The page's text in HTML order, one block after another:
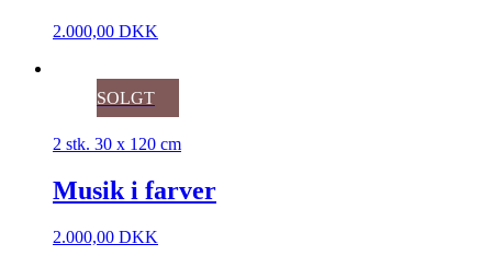
2.000,00 DKK
SOLGT
2 stk. 30 x 120 cm
Musik i farver
2.000,00 DKK